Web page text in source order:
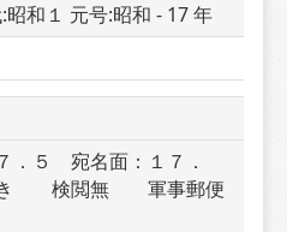
和１ 元号:昭和 - 17 年
．５　宛名面：１７．
　　検閲無　　軍事郵便